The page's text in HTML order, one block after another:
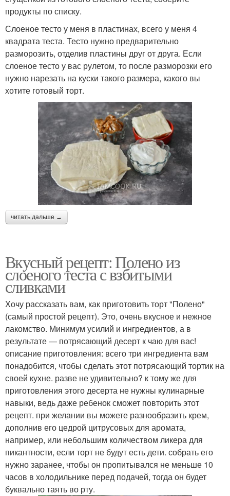
продукты по списку.
Слоеное тесто у меня в пластинах, всего у меня 4
квадрата теста. Тесто нужно предварительно
разморозить, отделив пластины друг от друга. Если
слоеное тесто у вас рулетом, то после разморозки его
нужно нарезать на куски такого размера, какого вы
хотите готовый торт.
читать дальше →
Вкусный рецепт: Полено из
слоеного теста с взбитыми
сливками
Хочу рассказать вам, как приготовить торт "Полено"
(самый простой рецепт). Это, очень вкусное и нежное
лакомство. Минимум усилий и ингредиентов, а в
результате — потрясающий десерт к чаю для вас!
описание приготовления: всего три ингредиента вам
понадобится, чтобы сделать этот потрясающий тортик на
своей кухне. разве не удивительно? к тому же для
приготовления этого десерта не нужны кулинарные
навыки, ведь даже ребенок сможет повторить этот
рецепт. при желании вы можете разнообразить крем,
дополнив его цедрой цитрусовых для аромата,
например, или небольшим количеством ликера для
пикантности, если торт не будут есть дети. собрать его
нужно заранее, чтобы он пропитывался не меньше 10
часов в холодильнике перед подачей, тогда он будет
буквально таять во рту.